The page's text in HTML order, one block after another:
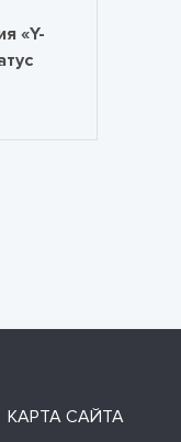
«Y-
КАРТА САЙТА